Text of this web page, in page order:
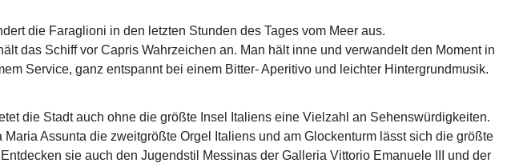
die Faraglioni in den letzten Stunden des Tages vom Meer aus.
das Schiff vor Capris Wahrzeichen an. Man hält inne und verwandelt den Moment in
Service, ganz entspannt bei einem Bitter- Aperitivo und leichter Hintergrundmusik.
die Stadt auch ohne die größte Insel Italiens eine Vielzahl an Sehenswürdigkeiten.
Assunta die zweitgrößte Orgel Italiens und am Glockenturm lässt sich die größte
sie auch den Jugendstil Messinas der Galleria Vittorio Emanuele III und der